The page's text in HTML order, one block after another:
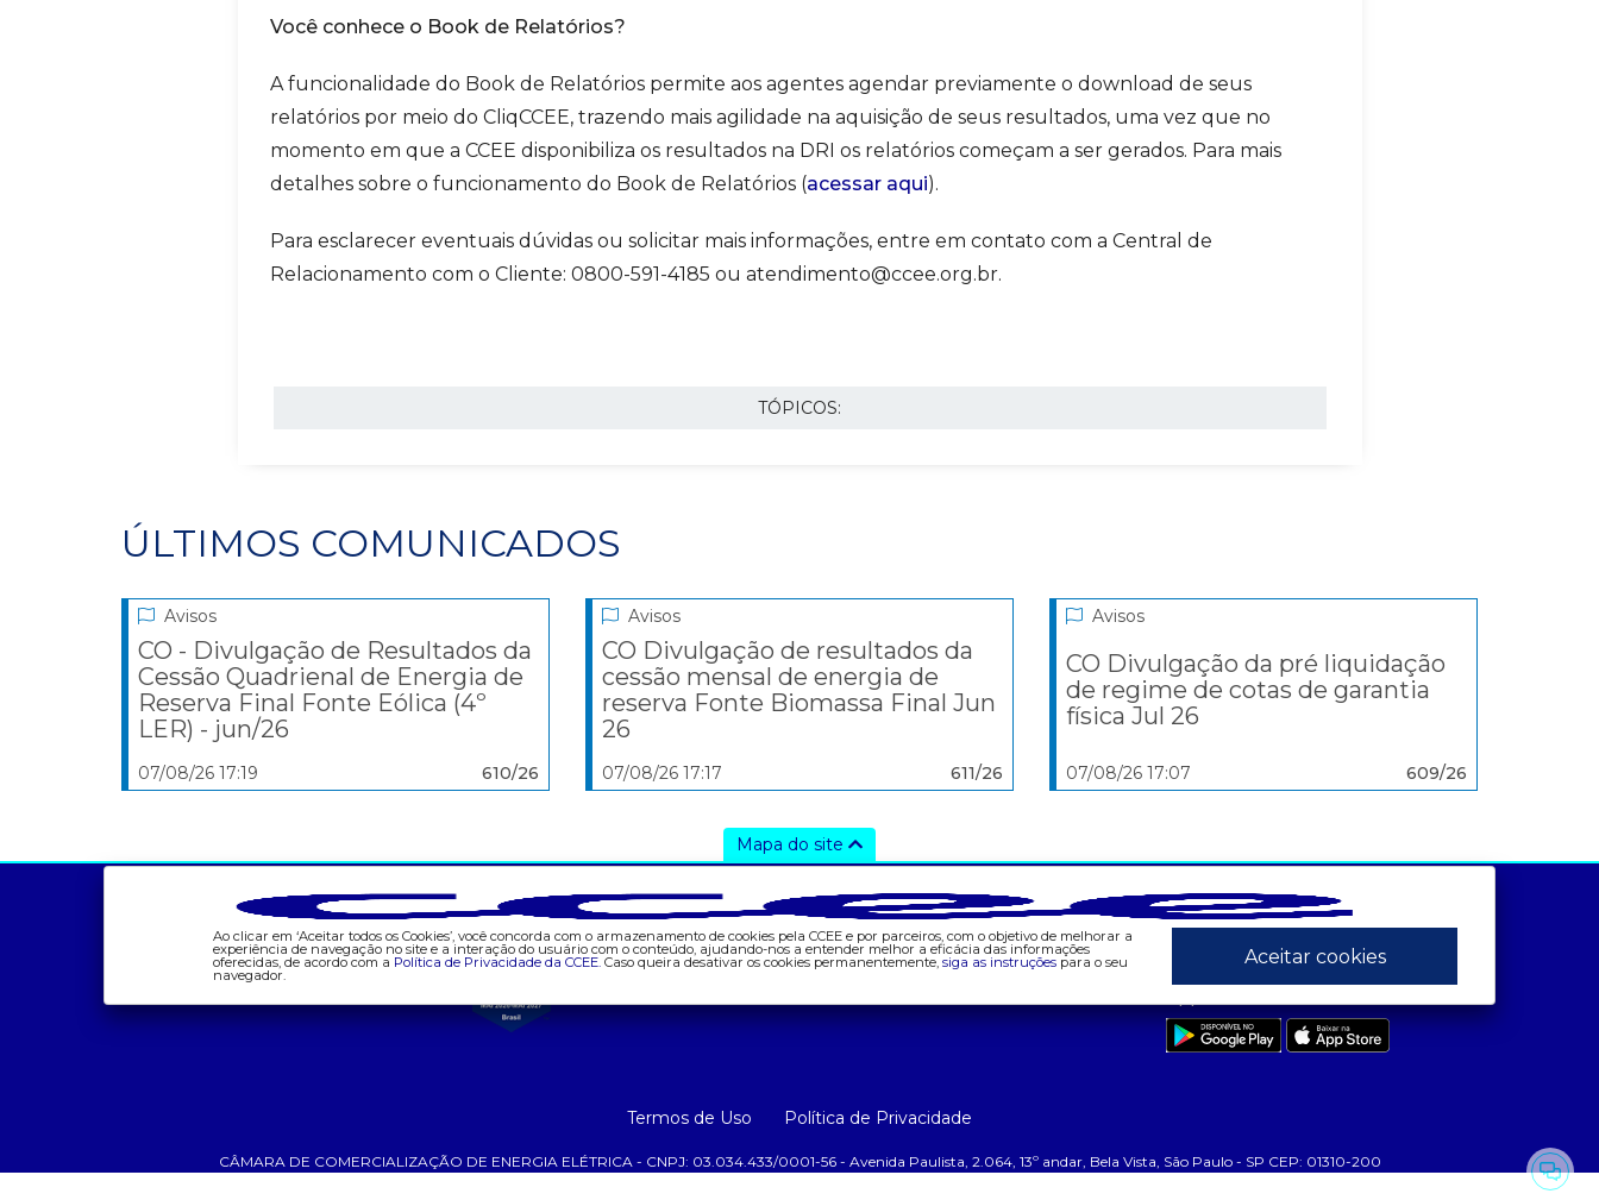
Você conhece o Book de Relatórios?
A funcionalidade do Book de Relatórios permite aos agentes agendar previamente o download de seus
relatórios por meio do CliqCCEE, trazendo mais agilidade na aquisição de seus resultados, uma vez que no
momento em que a CCEE disponibiliza os resultados na DRI os relatórios começam a ser gerados. Para mais
detalhes sobre o funcionamento do Book de Relatórios (acessar aqui).
Para esclarecer eventuais dúvidas ou solicitar mais informações, entre em contato com a Central de
Relacionamento com o Cliente: 0800-591-4185 ou atendimento@ccee.org.br.
TÓPICOS:
ÚLTIMOS COMUNICADOS
Avisos
CO - Divulgação de Resultados da
Cessão Quadrienal de Energia de
Reserva Final Fonte Eólica (4º
LER) - jun/26
07/08/26 17:19 610/26
Avisos
CO Divulgação de resultados da
cessão mensal de energia de
reserva Fonte Biomassa Final Jun
26
07/08/26 17:17 611/26
Avisos
CO Divulgação da pré liquidação
de regime de cotas de garantia
física Jul 26
07/08/26 17:07 609/26
Mapa do site
a ccee
- Governança
- Nossos Associados
- integridade, riscos e
auditoria
comunicação
- Calendário
- Comunicados
- Relacionamento
ajuda
- Fale Conosco
- FAQ
- Banco Custodiante
tecnologia
- AppCCEE
dados e análises
- Bandeira Tarifária
- Consumo
- Contratos
- Mercado Quinzenal
preços
- Painel de Preços
- Conceitos de Preços
Canais:
Termos de Uso Política de Privacidade
CÂMARA DE COMERCIALIZAÇÃO DE ENERGIA ELÉTRICA - CNPJ: 03.034.433/0001-56 - Avenida Paulista, 2.064, 13º andar, Bela Vista, São Paulo - SP CEP: 01310-200
Ao clicar em ‘Aceitar todos os Cookies’, você concorda com o armazenamento de cookies pela CCEE e por parceiros, com o objetivo de melhorar a
experiência de navegação no site e a interação do usuário com o conteúdo, ajudando-nos a entender melhor a eficácia das informações
oferecidas, de acordo com a Política de Privacidade da CCEE. Caso queira desativar os cookies permanentemente, siga as instruções para o seu
navegador.
Aceitar cookies